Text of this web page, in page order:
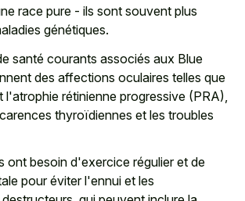
race pure - ils sont souvent plus
génétiques.
santé courants associés aux Blue
des affections oculaires telles que
l'atrophie rétinienne progressive (PRA),
thyroïdiennes et les troubles
ont besoin d'exercice régulier et de
pour éviter l'ennui et les